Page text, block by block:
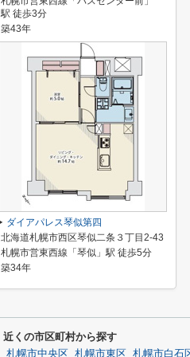
駅 徒歩3分
築43年
ダイアパレス琴似第四
北海道札幌市西区琴似二条３丁目2-43
札幌市営東西線「琴似」駅 徒歩5分
築34年
近くの市区町村から探す
札幌市中央区 札幌市東区 札幌市白石